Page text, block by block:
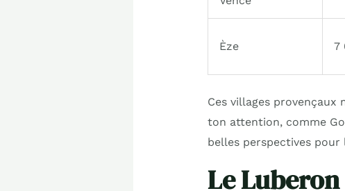
Èze 7
Ces villages provençaux
ton attention, comme
belles perspectives pour
Le